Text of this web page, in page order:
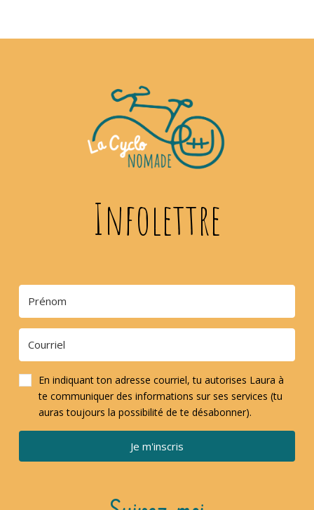
Infolettre
En indiquant ton adresse courriel, tu autorises Laura à
te communiquer des informations sur ses services (tu
auras toujours la possibilité de te désabonner).
Je m'inscris